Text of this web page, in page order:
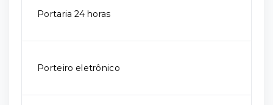
Portaria 24 horas
Porteiro eletrônico